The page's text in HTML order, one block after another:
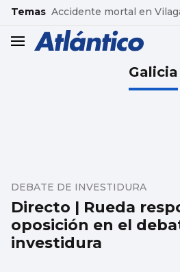
common.go-to-content
Temas Accidente mortal en
header.menu.open
Galicia
Directo | Rueda
oposición en el
investidura
DEBATE DE INVESTIDURA